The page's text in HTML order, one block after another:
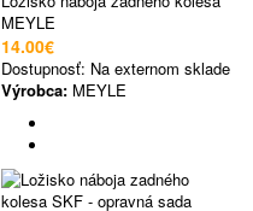
MEYLE
14.00€
Dostupnosť: Na externom sklade
Výrobca: MEYLE